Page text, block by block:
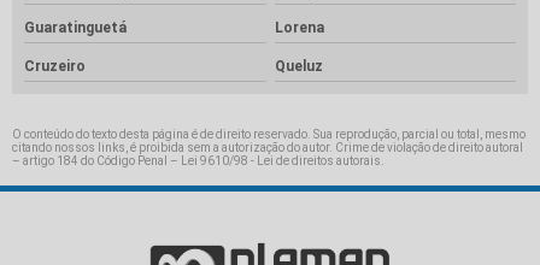
Guaratinguetá Lorena
Cruzeiro Queluz
O conteúdo do texto desta página é de direito reservado. Sua reprodução, parcial ou total, mesmo
citando nossos links, é proibida sem a autorização do autor. Crime de violação de direito autoral
– artigo 184 do Código Penal –
Lei 9610/98 - Lei de direitos autorais